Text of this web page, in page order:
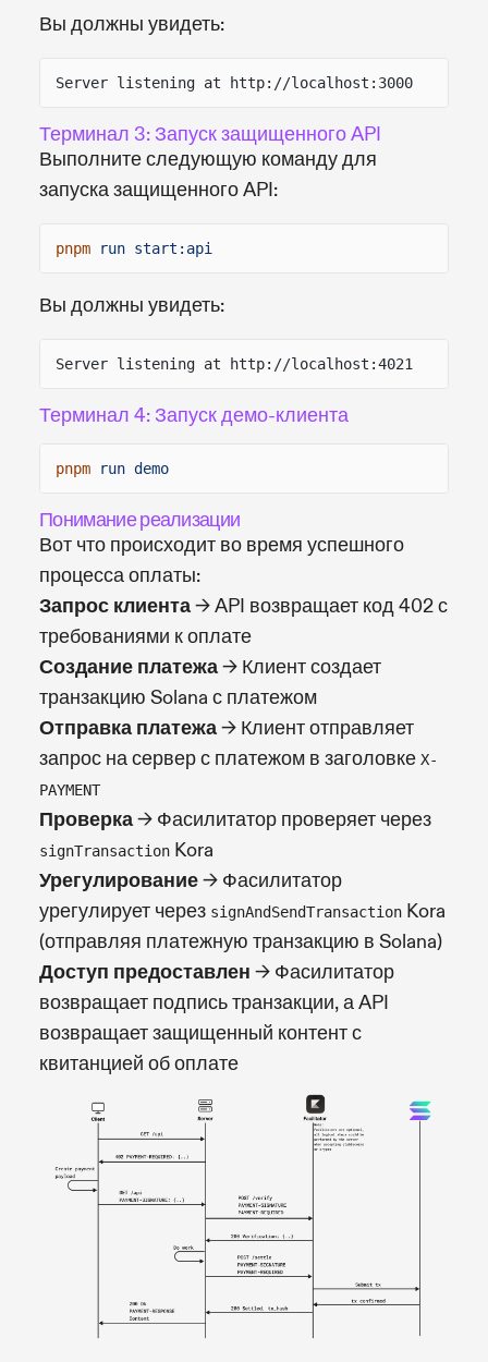
Вы должны увидеть:
Server listening at http://localhost:3000
Терминал 3: Запуск защищенного API
Выполните следующую команду для
запуска защищенного API:
pnpm run start:api
Вы должны увидеть:
Server listening at http://localhost:4021
Терминал 4: Запуск демо-клиента
pnpm run demo
Понимание реализации
Вот что происходит во время успешного
процесса оплаты:
Запрос клиента→ API возвращает код 402 с
требованиями к оплате
Создание платежа→ Клиент создает
транзакцию Solana с платежом
Отправка платежа→ Клиент отправляет
запрос на сервер с платежом в заголовке X-
PAYMENT
Проверка→ Фасилитатор проверяет через
signTransaction Kora
Урегулирование→ Фасилитатор
урегулирует через signAndSendTransaction Kora
(отправляя платежную транзакцию в Solana)
Доступ предоставлен → Фасилитатор
возвращает подпись транзакции, а API
возвращает защищенный контент с
квитанцией об оплате